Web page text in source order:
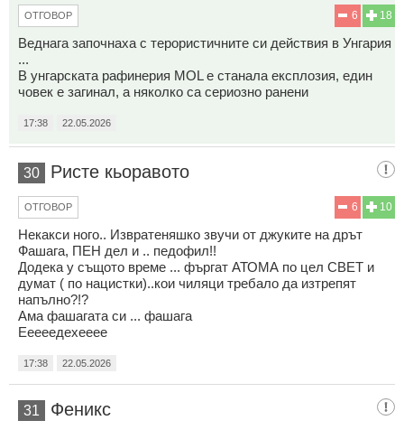
18
6
ОТГОВОР
Веднага започнаха с терористичните си действия в Унгария
...
В унгарската рафинерия MOL е станала експлозия, един
човек е загинал, а няколко са сериозно ранени
17:38 22.05.2026
30 Ристе кьоравото
10
6
ОТГОВОР
Некакси ного.. Извратеняшко звучи от джуките на дрът
Фашага, ПЕН дел и .. педофил!!
Додека у същото време ... фъргат АТОМА по цел СВЕТ и
думат ( по нацистки)..кои чиляци требало да изтрепят
напълно?!?
Ама фашагата си ... фашага
Ееееедехееее
17:38 22.05.2026
31 Феникс